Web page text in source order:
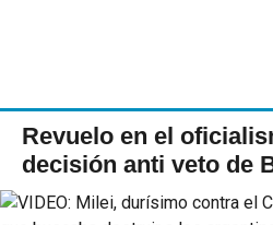
Revuelo en el
decisión anti veto de